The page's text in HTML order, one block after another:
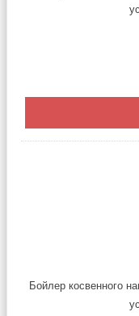
Бойлер косвенного